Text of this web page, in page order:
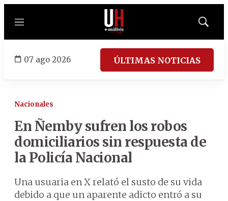
Menú
Mostrar
07 ago 2026 ÚLTIMAS NOTICIAS
Nacionales
En Ñemby sufren los robos
domiciliarios sin respuesta de
la Policía Nacional
Una usuaria en X relató el susto de su vida
debido a que un aparente adicto entró a su